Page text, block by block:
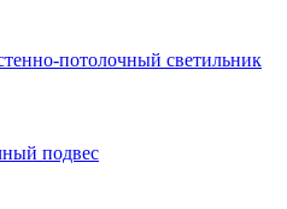
потолочный светильник
подвес